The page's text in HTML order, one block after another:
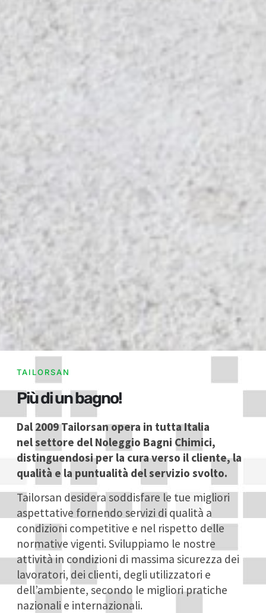
TAILORSAN
Più di un bagno!
Dal 2009 Tailorsan opera in tutta Italia
nel settore del Noleggio Bagni Chimici,
distinguendosi per la cura verso il cliente, la
qualità e la puntualità del servizio svolto.
Tailorsan desidera soddisfare le tue migliori
aspettative fornendo servizi di qualità a
condizioni competitive e nel rispetto delle
normative vigenti. Sviluppiamo le nostre
attività in condizioni di massima sicurezza dei
lavoratori, dei clienti, degli utilizzatori e
dell’ambiente, secondo le migliori pratiche
nazionali e internazionali.